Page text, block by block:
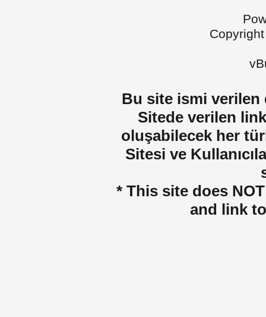
Bu site ismi verilen
Sitede verilen
oluşabilecek her
Sitesi ve
* This site does
and link